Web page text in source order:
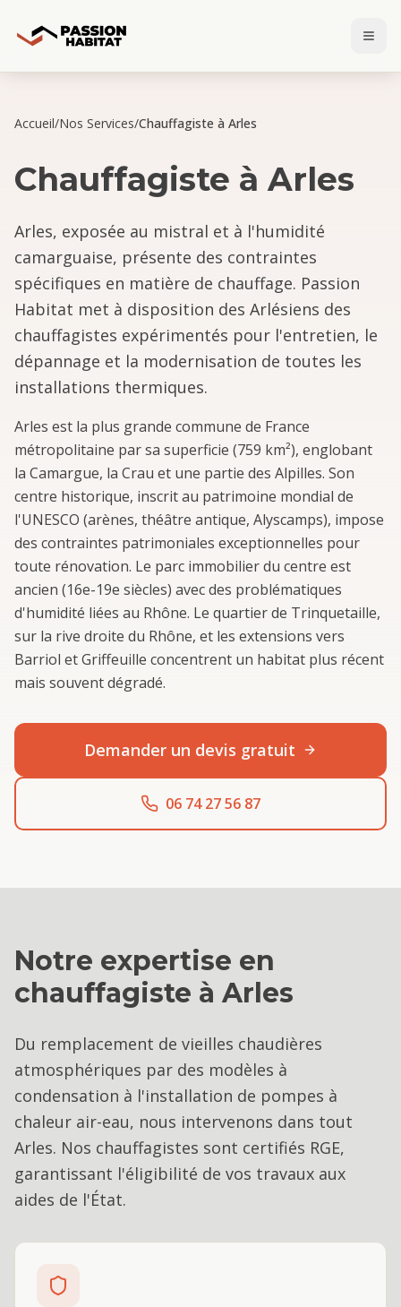
Accueil/Nos Services/Chauffagiste à Arles
Chauffagiste à Arles
Arles, exposée au mistral et à l'humidité
camarguaise, présente des contraintes
spécifiques en matière de chauffage. Passion
Habitat met à disposition des Arlésiens des
chauffagistes expérimentés pour l'entretien, le
dépannage et la modernisation de toutes les
installations thermiques.
Arles est la plus grande commune de France
métropolitaine par sa superficie (759 km²), englobant
la Camargue, la Crau et une partie des Alpilles. Son
centre historique, inscrit au patrimoine mondial de
l'UNESCO (arènes, théâtre antique, Alyscamps), impose
des contraintes patrimoniales exceptionnelles pour
toute rénovation. Le parc immobilier du centre est
ancien (16e-19e siècles) avec des problématiques
d'humidité liées au Rhône. Le quartier de Trinquetaille,
sur la rive droite du Rhône, et les extensions vers
Barriol et Griffeuille concentrent un habitat plus récent
mais souvent dégradé.
Demander un devis gratuit
06 74 27 56 87
Notre expertise en
chauffagiste à Arles
Du remplacement de vieilles chaudières
atmosphériques par des modèles à
condensation à l'installation de pompes à
chaleur air-eau, nous intervenons dans tout
Arles. Nos chauffagistes sont certifiés RGE,
garantissant l'éligibilité de vos travaux aux
aides de l'État.